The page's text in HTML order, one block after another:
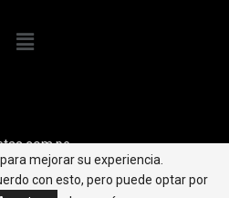
mejorar su experiencia.
con esto, pero puede optar por